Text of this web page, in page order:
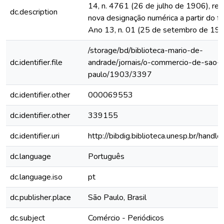
dc.description
14, n. 4761 (26 de julho de 1906),
nova designação numérica a partir do
Ano 13, n. 01 (25 de setembro de
dc.identifier.file
/storage/bd/biblioteca-mario-de-
andrade/jornais/o-commercio-de-sao-
paulo/1903/3397
dc.identifier.other
000069553
dc.identifier.other
339155
dc.identifier.uri
http://bibdig.biblioteca.unesp.br/
dc.language
Português
dc.language.iso
pt
dc.publisher.place
São Paulo, Brasil
dc.subject
Comércio - Periódicos